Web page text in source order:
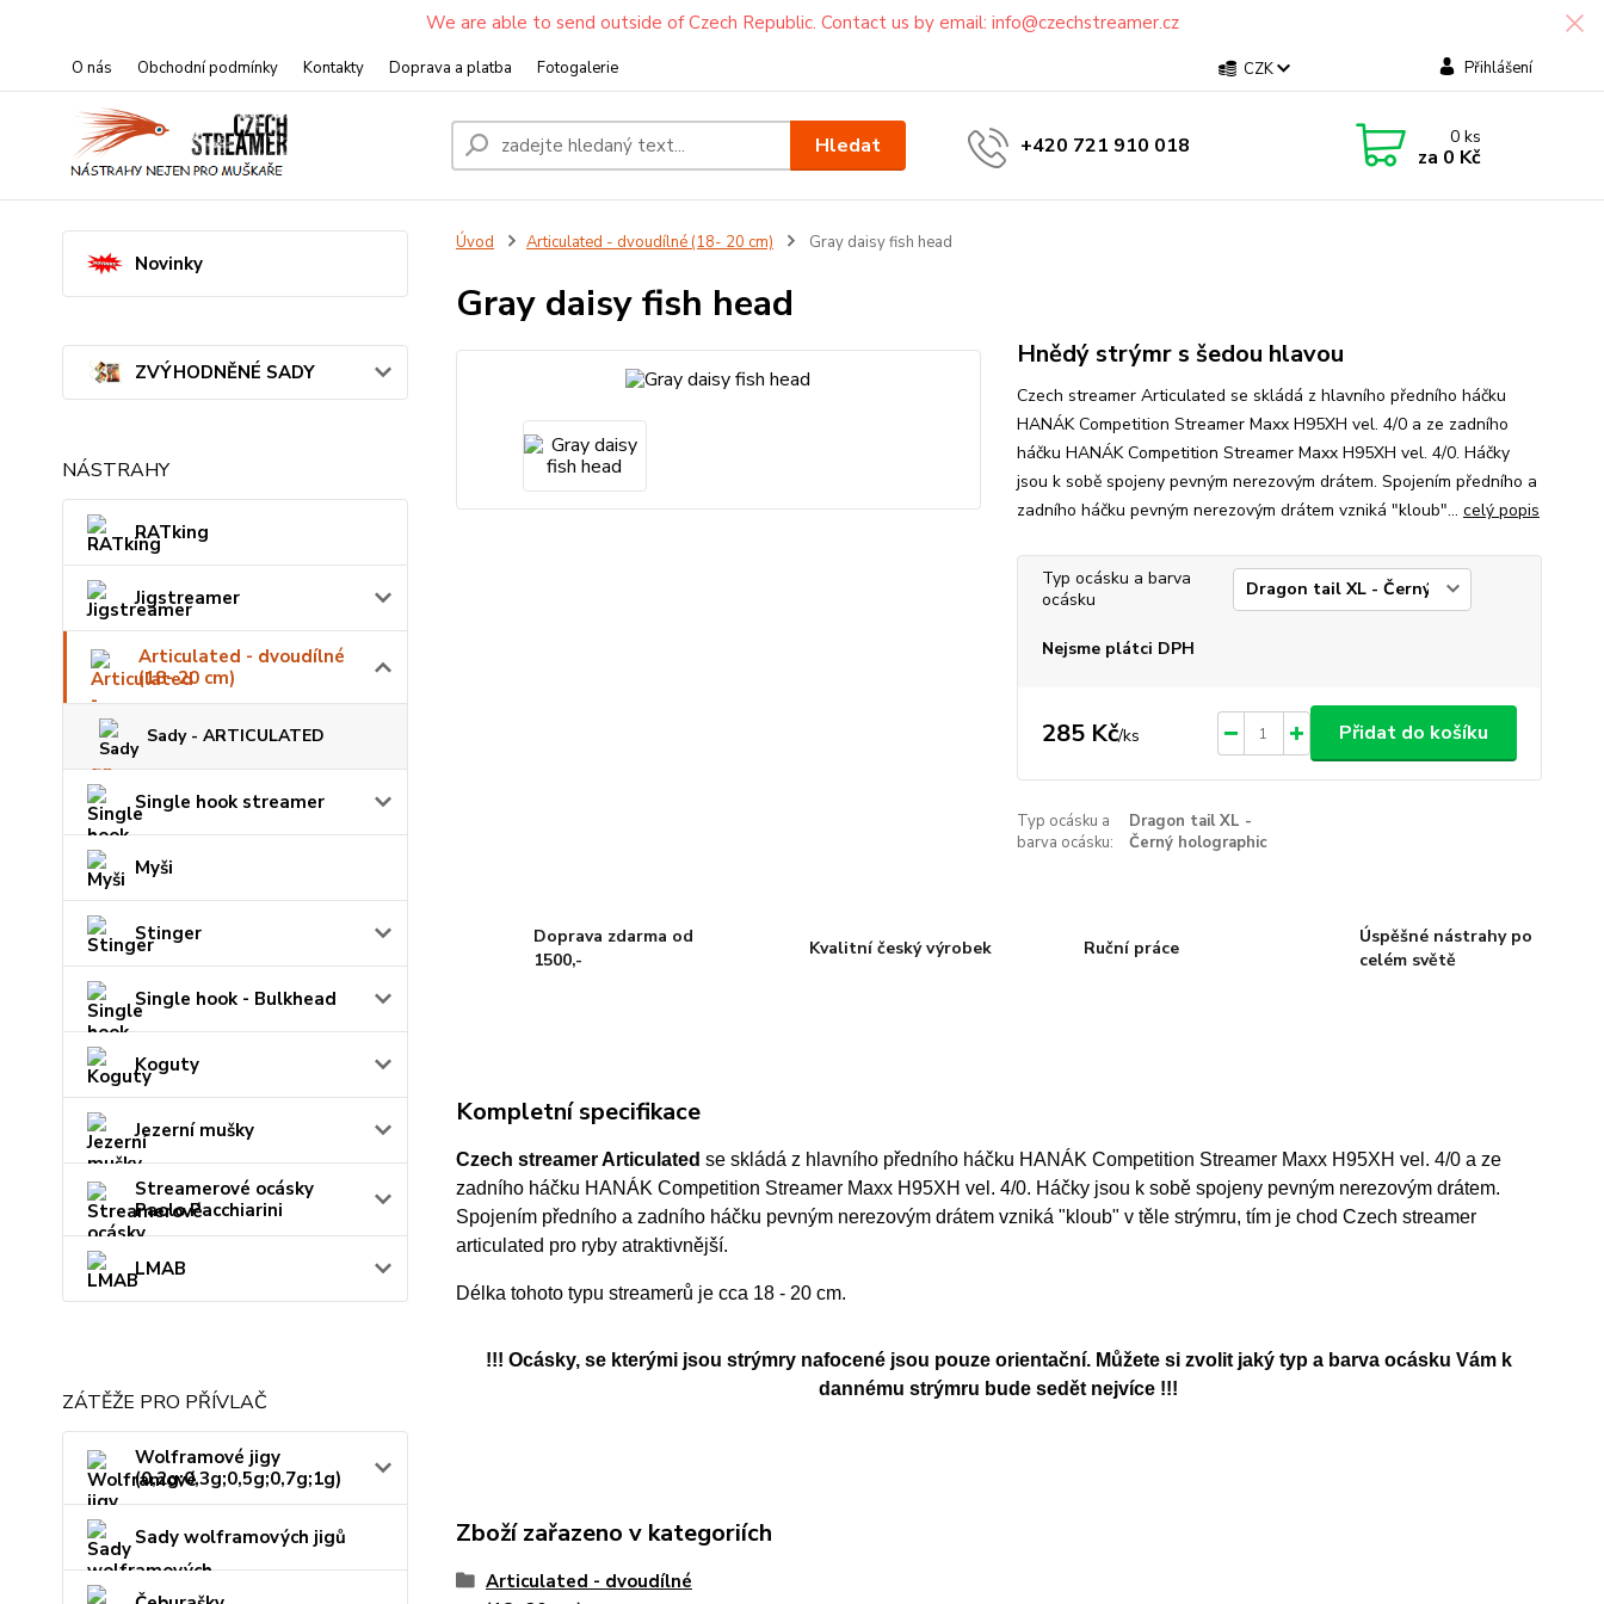
We are able to send outside of Czech Republic. Contact us by email: info@czechstreamer.cz
O nás Obchodní podmínky Kontakty Doprava a platba Fotogalerie CZK Přihlášení
Hledat +420 721 910 018 0ks
za 0 Kč
Novinky
ZVÝHODNĚNÉ SADY
NÁSTRAHY
RATking
Jigstreamer
Articulated - dvoudílné
(18- 20 cm)
Sady - ARTICULATED
Single hook streamer
Myši
Stinger
Single hook - Bulkhead
Koguty
Jezerní mušky
Streamerové ocásky
Paolo Pacchiarini
LMAB
ZÁTĚŽE PRO PŘÍVLAČ
Wolframové jigy
(0,2g;0,3g;0,5g;0,7g;1g)
Sady wolframových jigů
Úvod Articulated - dvoudílné (18- 20 cm) Gray daisy fish head
Gray daisy fish head
Hnědý strýmr s šedou hlavou
Czech streamer Articulated se skládá z hlavního předního háčku
HANÁK Competition Streamer Maxx H95XH vel. 4/0 a ze zadního
háčku HANÁK Competition Streamer Maxx H95XH vel. 4/0. Háčky
jsou k sobě spojeny pevným nerezovým drátem. Spojením předního a
zadního háčku pevným nerezovým drátem vzniká "kloub"... celý popis
Typ ocásku a barva
ocásku
Nejsme plátci DPH
285 Kč/ks Přidat do košíku
Typ ocásku a
barva ocásku:
Dragon tail XL -
Černý holographic
Doprava zdarma od
1500,-
Kvalitní český výrobek Ruční práce
Úspěšné nástrahy po
celém světě
Kompletní specifikace
Czech streamer Articulated se skládá z hlavního předního háčku HANÁK Competition Streamer Maxx H95XH vel. 4/0 a ze
zadního háčku HANÁK Competition Streamer Maxx H95XH vel. 4/0. Háčky jsou k sobě spojeny pevným nerezovým drátem.
Spojením předního a zadního háčku pevným nerezovým drátem vzniká "kloub" v těle strýmru, tím je chod Czech streamer
articulated pro ryby atraktivnější.
Délka tohoto typu streamerů je cca 18 - 20 cm.
!!! Ocásky, se kterými jsou strýmry nafocené jsou pouze orientační. Můžete si zvolit jaký typ a barva ocásku Vám k
dannému strýmru bude sedět nejvíce !!!
Zboží zařazeno v kategoriích
Articulated - dvoudílné